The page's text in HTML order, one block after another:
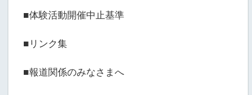
■体験活動開催中止基準
■リンク集
■報道関係のみなさまへ